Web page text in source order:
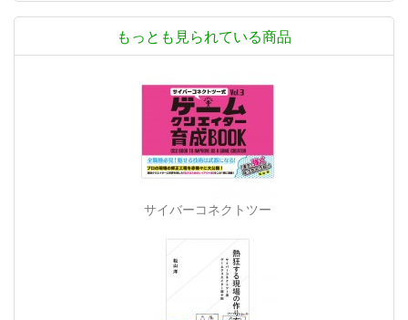
もっとも見られている商品
サイバーコネクトツー